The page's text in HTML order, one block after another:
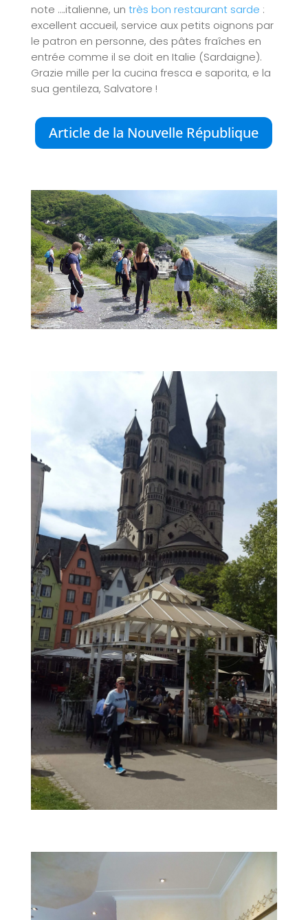
note ….italienne, un très bon restaurant sarde :
excellent accueil, service aux petits oignons par
le patron en personne, des pâtes fraîches en
entrée comme il se doit en Italie (Sardaigne).
Grazie mille per la cucina fresca e saporita, e la
sua gentileza, Salvatore !
Article de la Nouvelle République